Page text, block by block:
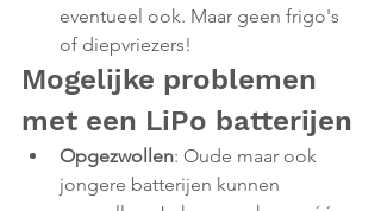
eventueel ook. Maar geen frigo's
of diepvriezers!
Mogelijke problemen
met een LiPo batterijen
Opgezwollen: Oude maar ook
jongere batterijen kunnen